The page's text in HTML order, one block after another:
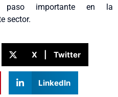
paso importante en la
sector.
X | Twitter
LinkedIn